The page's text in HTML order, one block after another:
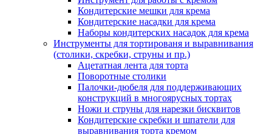
Кондитерские мешки для крема
Кондитерские насадки для крема
Наборы кондитерских насадок для крема
Инструменты для тортированя и выравнивания
(столики, скребки, струны и пр.)
Ацетатная лента для торта
Поворотные столики
Палочки-дюбеля для поддерживающих
конструкций в многоярусных тортах
Ножи и струны для нарезки бисквитов
Кондитерские скребки и шпатели для
выравнивания торта кремом